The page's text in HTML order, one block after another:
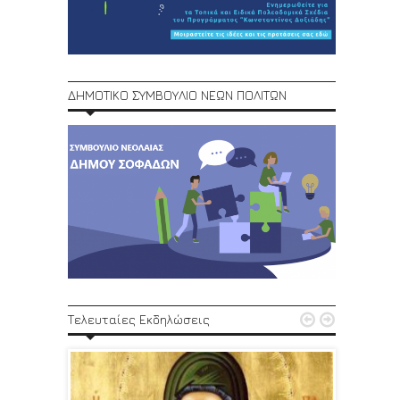
ΔΗΜΟΤΙΚΟ ΣΥΜΒΟΥΛΙΟ ΝΕΩΝ ΠΟΛΙΤΩΝ
Τελευταίες Εκδηλώσεις  